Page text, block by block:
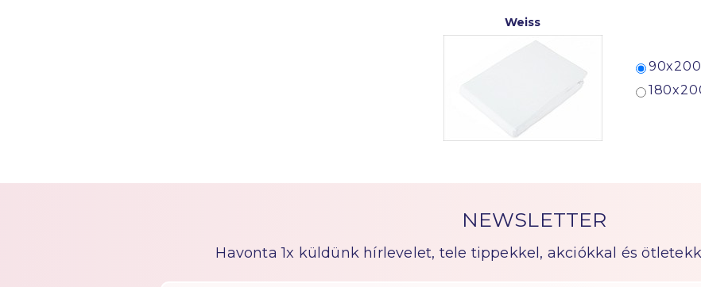
Weiss
NEWSLETTER
Havonta 1x küldünk hírlevelet, tele tippekkel, akciókkal és